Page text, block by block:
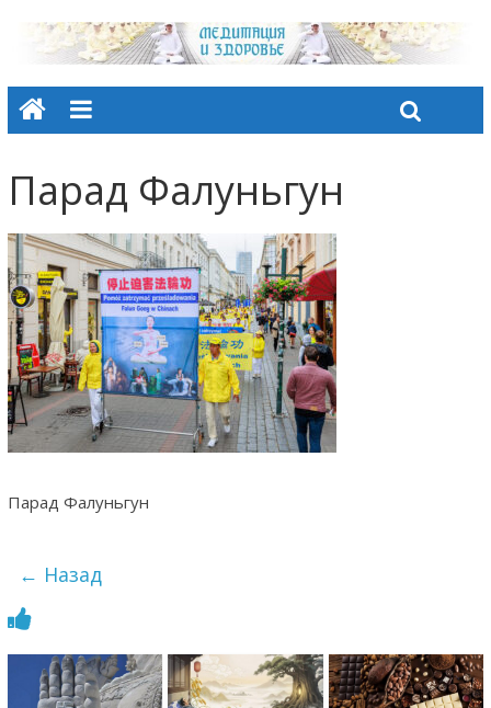
Парад Фалуньгун
Парад Фалуньгун
← Назад